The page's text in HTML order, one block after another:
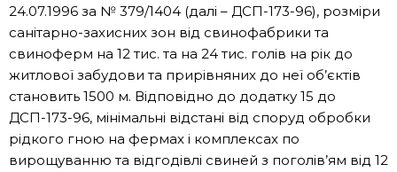
24.07.1996 за № 379/1404 (далі – ДСП-173-96), розміри
санітарно-захисних зон від свинофабрики та
свиноферм на 12 тис. та на 24 тис. голів на рік до
житлової забудови та прирівняних до неї об’єктів
становить 1500 м. Відповідно до додатку 15 до
ДСП-173-96, мінімальні відстані від споруд обробки
рідкого гною на фермах і комплексах по
вирощуванню та відгодівлі свиней з поголів’ям від 12